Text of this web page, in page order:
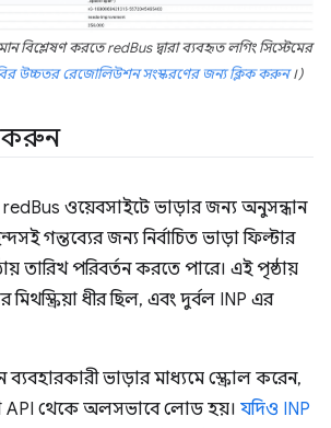
বিশ্লেষণ করতে redBus দ্বারা ব্যবহৃত লগিং সিস্টেমের
উচ্চতর রেজোলিউশন সংস্করণের জন্য ক্লিক করুন।)
করুন
redBus ওয়েবসাইটে ভাড়ার জন্য অনুসন্ধান
গন্তব্যের জন্য নির্বাচিত ভাড়া ফিল্টার
তারিখ পরিবর্তন করতে পারে। এই পৃষ্ঠায়
মিথস্ক্রিয়া ধীর ছিল, এবং দুর্বল INP এর
ভাড়ার মাধ্যমে স্ক্রোল করেন,
API থেকে অলসভাবে লোড হয়। যদিও INP